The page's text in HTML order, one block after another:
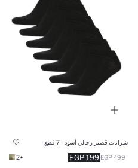
شرابات قصير رجالي أسود - 7 قطع
199 EGP 499 EGP
+2